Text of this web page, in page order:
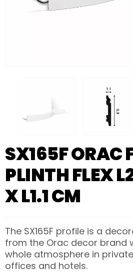
SX165F ORAC
PLINTH FLEX
X L1.1 CM
The SX165F profile is a
from the Orac decor brand
whole atmosphere in
offices and hotels.